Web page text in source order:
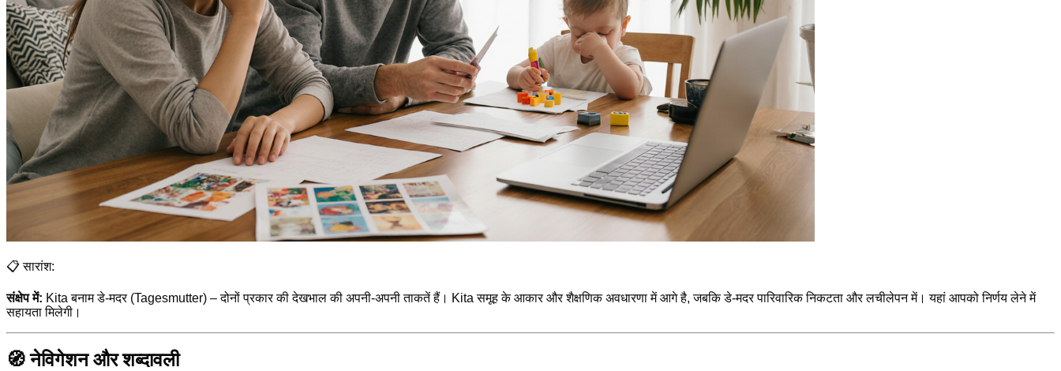
📋 सारांश:
संक्षेप में: Kita बनाम डे-मदर (Tagesmutter) – दोनों प्रकार की देखभाल की अपनी-अपनी ताकतें हैं। Kita समूह के आकार और शैक्षणिक अवधारणा में आगे है, जबकि डे-मदर पारिवारिक निकटता और लचीलेपन में। यहां आपको निर्णय लेने में
सहायता मिलेगी।
🧭 नेविगेशन और शब्दावली